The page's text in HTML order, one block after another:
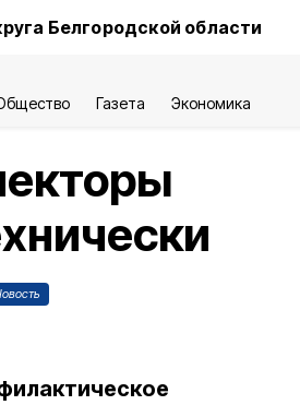
Белгородской области
Газета Экономика